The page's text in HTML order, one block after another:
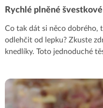
Rychlé plněné
Co tak dát si něco dobrého,
odlehčit od lepku? Zkuste
knedlíky. Toto jednoduché